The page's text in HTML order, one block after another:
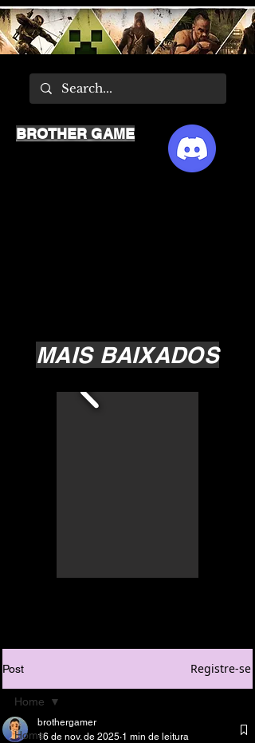
MAIS BAIXADOS
BROTHER GAME
Post Registre-se
Home
Home
brothergamer
16 de nov. de 2025 1 min de leitura